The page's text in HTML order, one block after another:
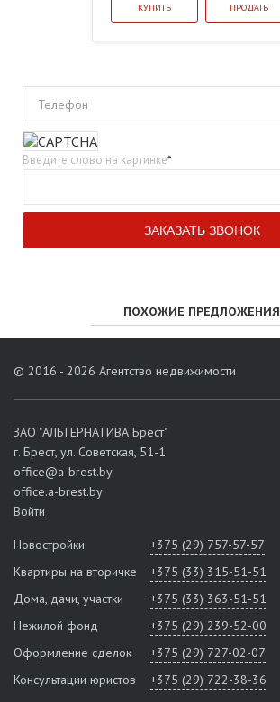
КУПИТЬ ПРОДАТЬ
Телефон
Введите слово на картинке*
ПОХОЖИЕ ПРЕДЛОЖЕНИЯ
© 2016 - 2026 Агентство недвижимости
ЗАО "АЛЬТЕРНАТИВА Брест"
г. Брест, ул. Советская, 51-1
office@a-brest.by
office.a-brest.by
Войти
Новостройки
+375 (29) 757-57-57
Квартиры на вторичке
+375 (33) 315-51-51
Дома, дачи, участки
+375 (33) 363-51-51
Нежилой фонд
+375 (29) 239-52-00
Оформление сделок
+375 (29) 727-02-07
Консультации юристов
+375 (29) 722-38-36